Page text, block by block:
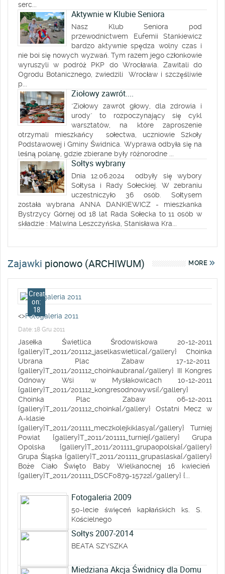
serc...
Aktywnie w Klubie Seniora
Nasz Klub Seniora pod
przewodnictwem Eufemii Stankiewicz
bardzo aktywnie spędza wolny czas i
nie boi się nowych wyzwań. Tym razem jego członkowie
wyruszyli w podróż PKP do Wrocławia. Zawitali do
Ogrodu Botanicznego, zwiedzili Wrocław i szczęśliwie
p...
Ziołowy zawrót....
"Ziołowy zawrót głowy, dla zdrowia i
urody" to rozpoczynający się cykl
warsztatów, na które zaproszenie
otrzymali mieszkańcy sołectwa, uczniowie Szkoły
Podstawowej i Gminy Świdnica. Wyprawa odbyła się na
leśną polanę, gdzie zbierane były różnorodne ...
Sołtys wybrany
Dnia 12.06.2024 odbyły się wybory
Sołtysa i Rady Sołeckiej. W zebraniu
uczestniczyło 36 osób. Sołtysem
została wybrana ANNA DANKIEWICZ - mieszkanka
Bystrzycy Górnej od 18 lat Rada Sołecka to 11 osób w
składzie : Malwina Leszczyńska, Stanisława Kra...
Zajawki pionowo (ARCHIWUM) MORE
Created
on:
18
Gru
2011
<>Fotogaleria 2011
Date: 18 Gru 2011
Jasełka Świetlica Środowiskowa 20-12-2011
{gallery}T_2011/201112_jaselkaswietlica{/gallery} Choinka
Ubrana Plac Zabaw 17-12-2011
{gallery}T_2011/201112_choinkaubrana{/gallery} III Kongres
Odnowy Wsi w Mysłakowicach 10-12-2011
{gallery}T_2011/201112_kongresodnowywsi{/gallery}
Choinka Plac Zabaw 06-12-2011
{gallery}T_2011/201112_choinka{/gallery} Ostatni Mecz w
A-klasie
{gallery}T_2011/201111_meczkolejkiklasya{/gallery} Turniej
Powiat {gallery}T_2011/201111_turniej{/gallery} Grupa
Opolska {gallery}T_2011/201111_grupaopolska{/gallery}
Grupa Śląska {gallery}T_2011/201111_grupaslaska{/gallery}
Boże Ciało Święto Baby Wielkanocnej 16 kwiecień
{gallery}T_2011/201111_DSCF0879-15722{/gallery} {...
Fotogaleria 2009
50-lecie święceń kapłańskich ks. S.
Kościelnego
Sołtys 2007-2014
BEATA SZYSZKA
Miedziana Akcja Świdnicy dla Domu